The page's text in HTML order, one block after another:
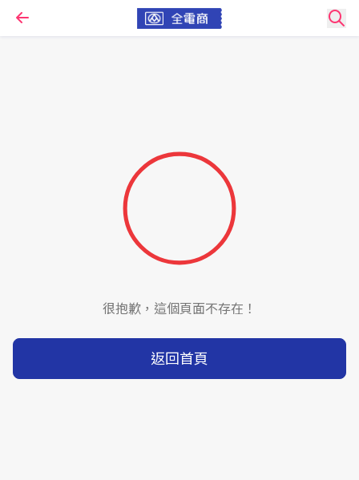
很抱歉，這個頁面不存在！
返回首頁